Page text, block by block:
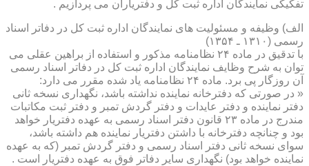
تفكیكی نمایندگان اداره ثبت كل و دفتریاران می پردازیم .
الف) وظیفه و مسئولیت های نمایندگان اداره ثبت كل در دفاتر اسناد
رسمی (۱۳۱۰ ـ ۱۳۵۴)
با تدقیق در ماده ۲۴ نظامنامه مذكور و استفاده از براهین عقلی می
توان به شرح وظایف نمایندگان اداره ثبت كل در دفاتر اسناد رسمی
آن روزگار پی برد. ماده ۲۴ نظامنامه یاد شده مقرر می دارد:
« در صورتی كه دفترخانه نماینده نداشته باشد، نگهداری نسخه ثانی
دفتر نماینده و دفتر عایدات و دفتر گردش تمبر و دفتر ثبت مكاتبات
مندرج در ماده ۲۳ قانون دفتر اسناد رسمی به عهده دفتریار خواهد
بود و چنانچه دفترخانه با داشتن دفتریار نماینده هم داشته باشد،
سوای نسخه ثانی دفتر اسناد رسمی و دفتر گردش تمبر (كه به عهده
نماینده خواهد بود) نگهداری سایر دفاتر فوق به عهده دفتریار است .